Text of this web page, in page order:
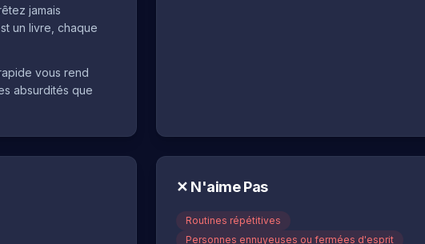
jamais
un livre, chaque
vous rend
absurdités que
✕ N'aime Pas
Routines répétitives
Personnes ennuyeuses ou fermées d'esprit